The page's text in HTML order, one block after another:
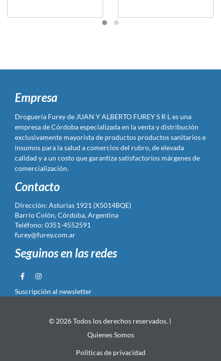
Empresa
Droguería Furey de JUAN Y ALBERTO FUREY S R L es una
empresa de Córdoba especializada en la venta y distribución
exclusivamente mayorista de productos productos sanitarios e
insumos para la salud a comercios del rubro, de elevada
calidad y a un costo que garantiza satisfactorios márgenes de
comercialización.
Contacto
Dirección: Asturias 1921 (X5014BQE)
Barrio Colón, Córdoba, Argentina
Teléfono: 0351-4552591
furey@furey.com.ar
Seguinos en las redes
Suscripción al newsletter
© 2026 Todos los derechos reservados. |
Quienes Somos
Politicas de privacidad